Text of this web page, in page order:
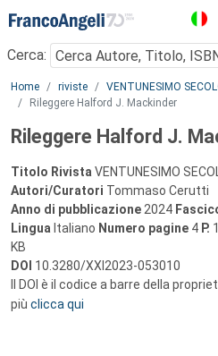
Menu
Cerca:
Main content
Home riviste VENTUNESIMO
Rileggere Halford J. Mackinder
Rileggere Halford J.
Titolo Rivista VENTUNESIMO
Autori/Curatori Tommaso Cerutti
Anno di pubblicazione 2024
Lingua Italiano Numero pagine 4 P.
KB
DOI 10.3280/XXI2023-053010
Il DOI è il codice a barre della
più clicca qui